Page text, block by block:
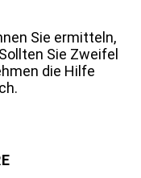
Sie ermitteln,
Sie Zweifel
die Hilfe